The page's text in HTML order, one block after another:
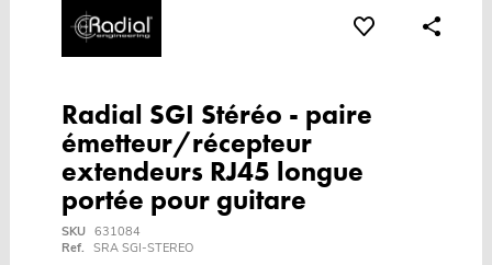
Radial SGI Stéréo - paire
émetteur/récepteur
extendeurs RJ45 longue
portée pour guitare
SKU 631084
Ref. SRA SGI-STEREO